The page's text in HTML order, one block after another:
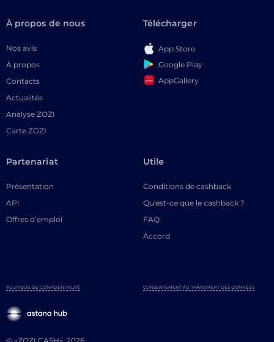
À propos de nous
Nos avis
À propos
Contacts
Actualités
Analyse ZOZI
Carte ZOZI
Télécharger
App Store
Google Play
AppGallery
Partenariat
Présentation
API
Offres d’emploi
Utile
Conditions de cashback
Qu'est-ce que le cashback ?
FAQ
Accord
POLITIQUE DE CONFIDENTIALITÉ CONSENTEMENT AU TRAITEMENT DES DONNÉES